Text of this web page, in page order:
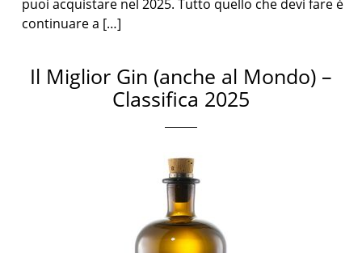
puoi acquistare nel 2025. Tutto quello che devi fare è
continuare a […]
Il Miglior Gin (anche al Mondo) –
Classifica 2025